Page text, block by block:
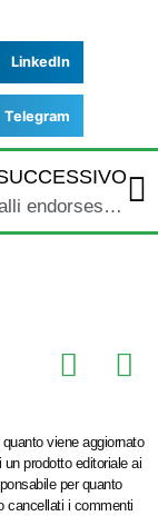
LinkedIn
Telegram
Luca Mercalli endorses ValleVirtuosa ;D
viene aggiornato
prodotto editoriale ai
per quanto
cancellati i commenti